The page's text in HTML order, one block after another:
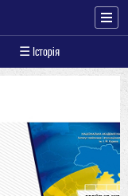
☰ Історія